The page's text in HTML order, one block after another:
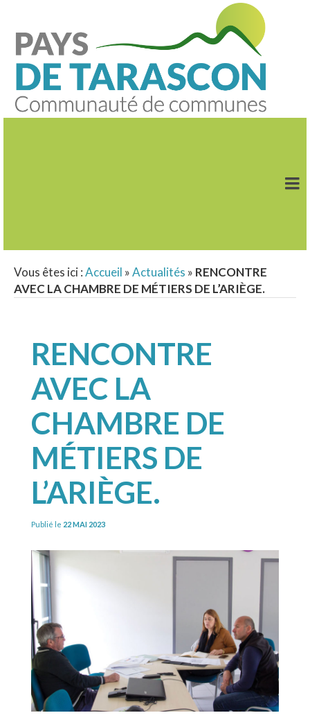
Vous êtes ici :Accueil »Actualités » RENCONTRE
AVEC LA CHAMBRE DE MÉTIERS DE L’ARIÈGE.
RENCONTRE
AVEC LA
CHAMBRE DE
MÉTIERS DE
L’ARIÈGE.
Publié le 22 MAI 2023